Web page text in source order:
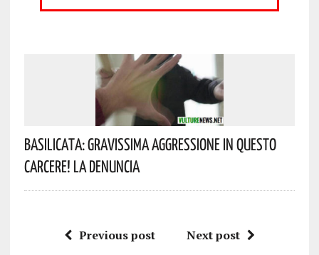
Basilicata: Gravissima Aggressione In Questo
Carcere! La Denuncia
Previous post Next post